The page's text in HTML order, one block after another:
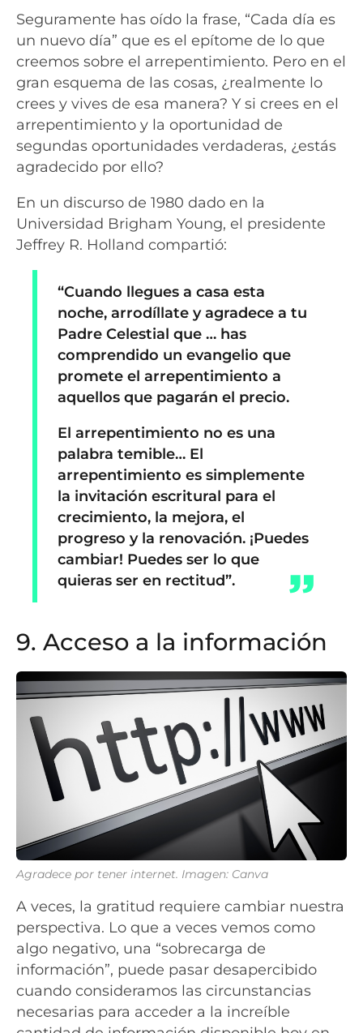
Seguramente has oído la frase, “Cada día es
un nuevo día” que es el epítome de lo que
creemos sobre el arrepentimiento. Pero en el
gran esquema de las cosas, ¿realmente lo
crees y vives de esa manera? Y si crees en el
arrepentimiento y la oportunidad de
segundas oportunidades verdaderas, ¿estás
agradecido por ello?
En un discurso de 1980 dado en la
Universidad Brigham Young, el presidente
Jeffrey R. Holland compartió:
“Cuando llegues a casa esta
noche, arrodíllate y agradece a tu
Padre Celestial que … has
comprendido un evangelio que
promete el arrepentimiento a
aquellos que pagarán el precio.
El arrepentimiento no es una
palabra temible… El
arrepentimiento es simplemente
la invitación escritural para el
crecimiento, la mejora, el
progreso y la renovación. ¡Puedes
cambiar! Puedes ser lo que
quieras ser en rectitud”.
9. Acceso a la información
Agradece por tener internet. Imagen: Canva
A veces, la gratitud requiere cambiar nuestra
perspectiva. Lo que a veces vemos como
algo negativo, una “sobrecarga de
información”, puede pasar desapercibido
cuando consideramos las circunstancias
necesarias para acceder a la increíble